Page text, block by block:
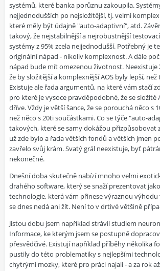
systémů, které banka porůznu zakoupila.
nejjednodušších po nejsložitější, tj. velmi
které měly být údajně "auto-adaptivní", atd.
takový, že nejstabilnější a nejrobustnější
systémy z 95% zcela nejjednodušší. Potřebný je
originální nápad - nikoliv komplexnost. A dále
nápad bude mít omezenou životnost. Neexistuje
že by složitější a komplexnější AOS byly lepší,
Existuje ale řada argumentů, na které vám stačí
pro které je vysoce pravděpodobné, že se složité
dříve. Vždy je větší šance, že se porouchá něco s
než něco s 20ti součástkami. Co se týče "auto-
takových, které se samy dokážou přizpůsobovat
už zde bylo a řada větších fondů a větších jmen
zavřelo svůj krám. Svatý grál neexistuje, byť
nekonečné.
Dnešní doba skutečně nabízí mnoho velmi
drahého software, který se snaží prezentovat
technologie, která vám přinese výraznou výhodu
se dnes nedá ani žít. Není to v drtivé většině
Jistou dobu jsem například strávil studiem
Informace, ke kterým jsem se postupně
přesvědčivé. Existují například příběhy několika
pustily do této problematiky s nejlepšími
chytrými mozky, které pro práci najali - a za rok